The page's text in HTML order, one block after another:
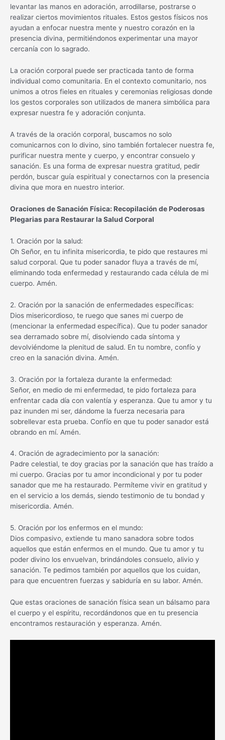
levantar las manos en adoración, arrodillarse, postrarse o
realizar ciertos movimientos rituales. Estos gestos físicos nos
ayudan a enfocar nuestra mente y nuestro corazón en la
presencia divina, permitiéndonos experimentar una mayor
cercanía con lo sagrado.
La oración corporal puede ser practicada tanto de forma
individual como comunitaria. En el contexto comunitario, nos
unimos a otros fieles en rituales y ceremonias religiosas donde
los gestos corporales son utilizados de manera simbólica para
expresar nuestra fe y adoración conjunta.
A través de la oración corporal, buscamos no solo
comunicarnos con lo divino, sino también fortalecer nuestra fe,
purificar nuestra mente y cuerpo, y encontrar consuelo y
sanación. Es una forma de expresar nuestra gratitud, pedir
perdón, buscar guía espiritual y conectarnos con la presencia
divina que mora en nuestro interior.
Oraciones de Sanación Física: Recopilación de Poderosas
Plegarias para Restaurar la Salud Corporal
1. Oración por la salud:
Oh Señor, en tu infinita misericordia, te pido que restaures mi
salud corporal. Que tu poder sanador fluya a través de mí,
eliminando toda enfermedad y restaurando cada célula de mi
cuerpo. Amén.
2. Oración por la sanación de enfermedades específicas:
Dios misericordioso, te ruego que sanes mi cuerpo de
(mencionar la enfermedad específica). Que tu poder sanador
sea derramado sobre mí, disolviendo cada síntoma y
devolviéndome la plenitud de salud. En tu nombre, confío y
creo en la sanación divina. Amén.
3. Oración por la fortaleza durante la enfermedad:
Señor, en medio de mi enfermedad, te pido fortaleza para
enfrentar cada día con valentía y esperanza. Que tu amor y tu
paz inunden mi ser, dándome la fuerza necesaria para
sobrellevar esta prueba. Confío en que tu poder sanador está
obrando en mí. Amén.
4. Oración de agradecimiento por la sanación:
Padre celestial, te doy gracias por la sanación que has traído a
mi cuerpo. Gracias por tu amor incondicional y por tu poder
sanador que me ha restaurado. Permíteme vivir en gratitud y
en el servicio a los demás, siendo testimonio de tu bondad y
misericordia. Amén.
5. Oración por los enfermos en el mundo:
Dios compasivo, extiende tu mano sanadora sobre todos
aquellos que están enfermos en el mundo. Que tu amor y tu
poder divino los envuelvan, brindándoles consuelo, alivio y
sanación. Te pedimos también por aquellos que los cuidan,
para que encuentren fuerzas y sabiduría en su labor. Amén.
Que estas oraciones de sanación física sean un bálsamo para
el cuerpo y el espíritu, recordándonos que en tu presencia
encontramos restauración y esperanza. Amén.